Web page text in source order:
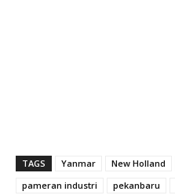
TAGS Yanmar New Holland
pameran industri
pekanbaru